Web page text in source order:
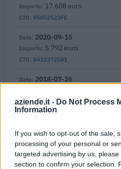
aziende.it - Do Not Process
Information
If you wish to opt-out of the sale,
processing of your personal or
targeted advertising by us,
section to confirm your selection.
85052523FC
17.608 euro
8432372581
2020-09-15
5.792 euro
7399244150
2018-07-26